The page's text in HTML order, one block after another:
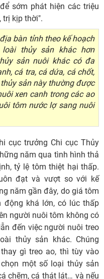
sớm phát hiện các triệu
trị kịp thời".
bàn tỉnh theo kế hoạch
thủy sản khác hơn
sản nuôi khác có đa
cá tra, cá dứa, cá chốt,
sản này thường được
xen canh trong các ao
tôm nước lợ sang nuôi
cục trưởng Chi cục Thủy
năm qua tình hình thả
tỷ lệ tôm thiệt hại thấp.
đạt và vượt so với kế
năm gần đây, do giá tôm
động khá lớn, có lúc thấp
người nuôi tôm không có
đến việc người nuôi treo
thủy sản khác. Chúng
gì treo ao, thì tùy vào
một số loại thủy sản
chẽm, cá thát lát… và nếu